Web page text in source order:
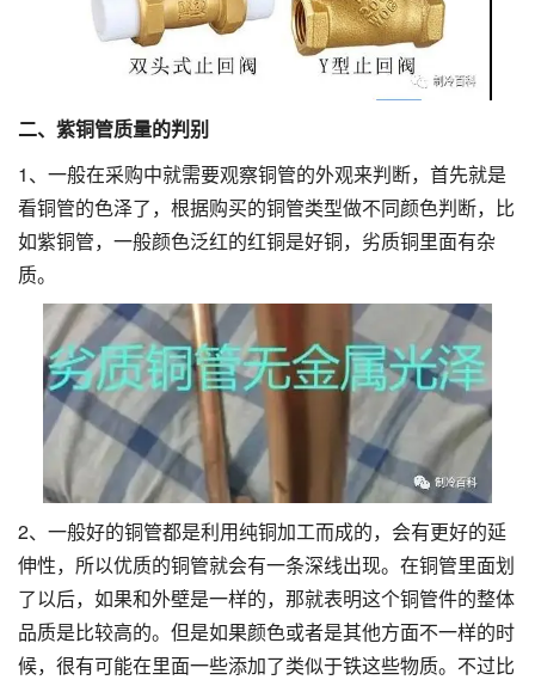
二、紫铜管质量的判别
1、一般在采购中就需要观察铜管的外观来判断，首先就是
看铜管的色泽了，根据购买的铜管类型做不同颜色判断，比
如紫铜管，一般颜色泛红的红铜是好铜，劣质铜里面有杂
质。
2、一般好的铜管都是利用纯铜加工而成的，会有更好的延
伸性，所以优质的铜管就会有一条深线出现。在铜管里面划
了以后，如果和外壁是一样的，那就表明这个铜管件的整体
品质是比较高的。但是如果颜色或者是其他方面不一样的时
候，很有可能在里面一些添加了类似于铁这些物质。不过比